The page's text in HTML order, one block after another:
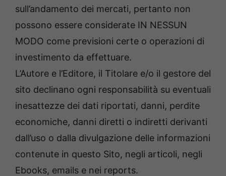
sull’andamento dei mercati, pertanto non
possono essere considerate IN NESSUN
MODO come previsioni certe o operazioni di
investimento da effettuare.
L’Autore e l’Editore, il Titolare e/o il gestore del
sito declinano ogni responsabilità su eventuali
inesattezze dei dati riportati, danni, perdite
economiche, danni diretti o indiretti derivanti
dall’uso o dalla divulgazione delle informazioni
contenute in questo Sito, negli articoli, negli
Ebooks, emails e nei reports.